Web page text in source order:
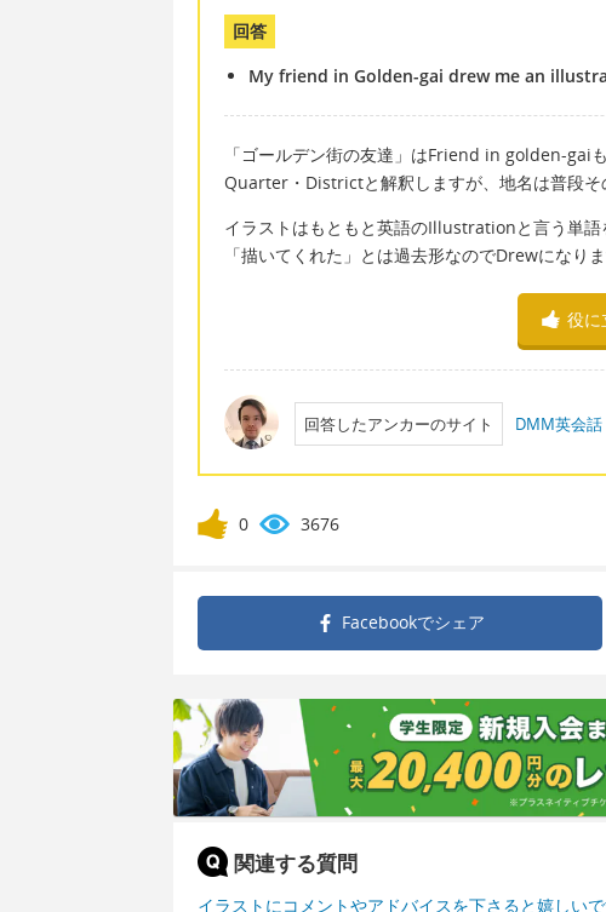
回答
My friend in Golden-gai drew me an
「ゴールデン街の友達」はFriend in golden-
Quarter・Districtと解釈しますが、地名は普段そ
イラストはもともと英語のIllustrationと言う単
「描いてくれた」とは過去形なのでDrewになりま
役に
回答したアンカーのサイト DMM英会話
0 3676
Facebookでシェア
関連する質問
イラストにコメントやアドバイスを下さると嬉しい